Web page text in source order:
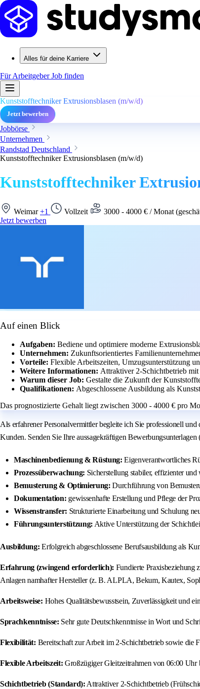
Alles für deine Karriere
Für ArbeitgeberJob finden
Kunststofftechniker Extrusionsblasen (m/w/d)
Jetzt bewerben
Jobbörse
Unternehmen
Randstad Deutschland
Kunststofftechniker Extrusionsblasen (m/w/d)
Kunststofftechniker
Weimar+1 Vollzeit 3000 - 4000 € / Monat
Jetzt bewerben
Auf einen Blick
Aufgaben: Bediene und optimiere moderne
Unternehmen: Zukunftsorientiertes
Vorteile: Flexible Arbeitszeiten, Umzugsunterstützung
Weitere Informationen: Attraktiver 2-Schichtbetrieb
Warum dieser Job: Gestalte die Zukunft der
Qualifikationen: Abgeschlossene Ausbildung als
Das prognostizierte Gehalt liegt zwischen 3000 - 4000 € pro
Als erfahrener Personalvermittler begleite ich Sie professionell
Kunden. Senden Sie Ihre aussagekräftigen
Maschinenbedienung & Rüstung: Eigenverantwortliches
Prozessüberwachung: Sicherstellung stabiler, effizienter
Bemusterung & Optimierung: Durchführung von
Dokumentation: gewissenhafte Erstellung und Pflege der
Wissenstransfer: Strukturierte Einarbeitung und Schulung
Führungsunterstützung: Aktive Unterstützung der
Ausbildung: Erfolgreich abgeschlossene Berufsausbildung als
Erfahrung (zwingend erforderlich): Fundierte Praxisbeziehung
Anlagen namhafter Hersteller (z. B. ALPLA, Bekum, Kautex,
Arbeitsweise: Hohes Qualitätsbewusstsein, Zuverlässigkeit und
Sprachkenntnisse: Sehr gute Deutschkenntnisse in Wort und
Flexibilität: Bereitschaft zur Arbeit im 2-Schichtbetrieb sowie die
Flexible Arbeitszeit: Großzügiger Gleitzeitrahmen von 06:00 Uhr
Schichtbetrieb (Standard): Attraktiver 2-Schichtbetrieb